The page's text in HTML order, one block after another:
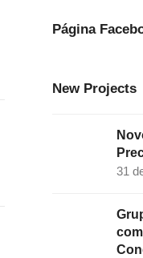
o
g
m
d
Página
New Projects
31